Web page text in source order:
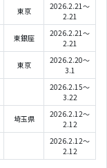
東京
2026.2.21～
2.21
東銀座
2026.2.21～
2.21
東京
2026.2.20～
3.1
2026.2.15～
3.22
埼玉県
2026.2.12～
2.12
2026.2.12～
2.12